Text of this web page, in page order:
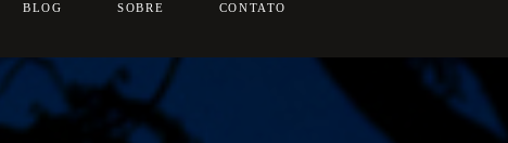
BLOG SOBRE CONTATO